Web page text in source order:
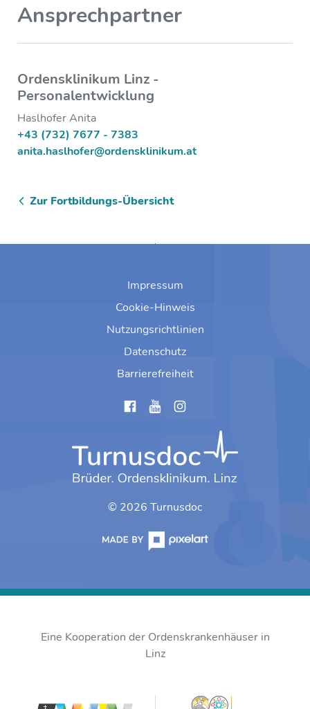
Ansprechpartner
Ordensklinikum Linz -
Personalentwicklung
Haslhofer Anita
+43 (732) 7677 - 7383
anita.haslhofer@ordensklinikum.at
Zur Fortbildungs-Übersicht
Impressum
Cookie-Hinweis
Nutzungsrichtlinien
Datenschutz
Barrierefreiheit
instagram
© 2026 Turnusdoc
Eine Kooperation der Ordenskrankenhäuser in
Linz